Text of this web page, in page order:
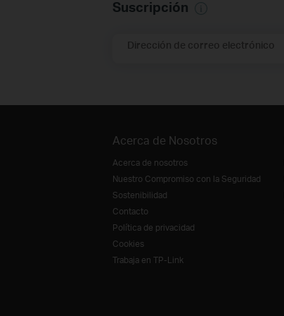
Suscripción
Dirección de correo electrónico
Acerca de Nosotros
Acerca de nosotros
Nuestro Compromiso con la Seguridad
Sostenibilidad
Contacto
Política de privacidad
Cookies
Trabaja en TP-Link